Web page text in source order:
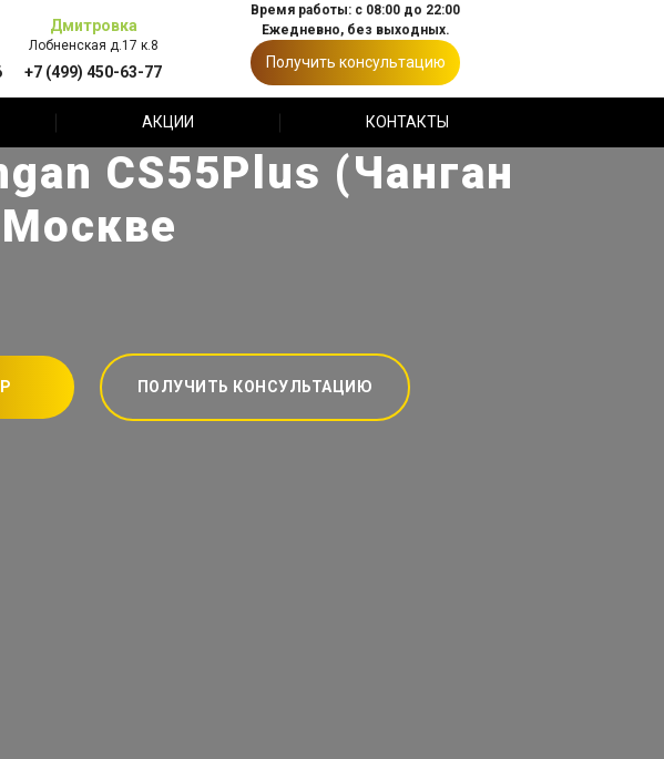
Дмитровка
Лобненская д.17 к.8
+7 (499) 450-63-77
Время работы: с 08:00 до 22:00
Ежедневно, без выходных.
Получить консультацию
АКЦИИ КОНТАКТЫ
CS55Plus (Чанган
ПОЛУЧИТЬ КОНСУЛЬТАЦИЮ